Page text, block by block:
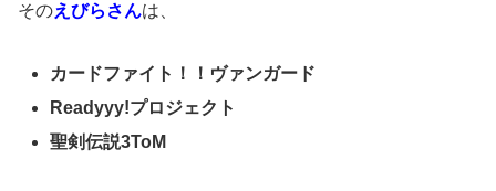
そのえびらさんは、
カードファイト！！ヴァンガード
Readyyy!プロジェクト
聖剣伝説3ToM